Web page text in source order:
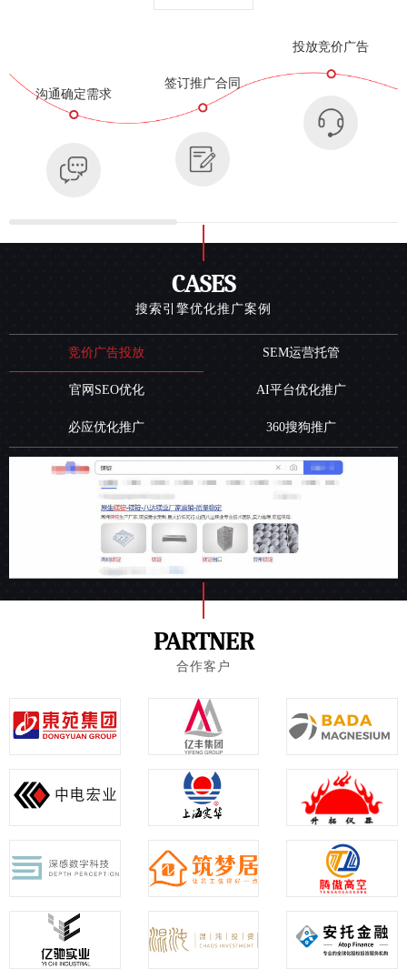
沟通确定需求
签订推广合同
投放竞价广告
CASES
搜索引擎优化推广案例
竞价广告投放 SEM运营托管
官网SEO优化 AI平台优化推广
必应优化推广 360搜狗推广
PARTNER
合作客户